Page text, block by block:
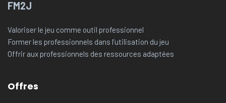
FM2J
Valoriser le jeu comme outil professionnel
Former les professionnels dans l’utilisation du jeu
Offrir aux professionnels des ressources adaptées
Offres